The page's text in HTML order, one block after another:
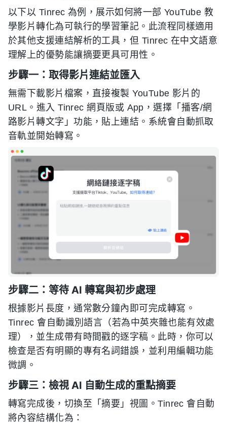
以下以 Tinrec 為例，展示如何將一部 YouTube 教
學影片轉化為可執行的學習筆記。此流程同樣適用
於其他支援連結解析的工具，但 Tinrec 在中文語意
理解上的優勢能讓摘要更具可用性。
步驟一：取得影片連結並匯入
無需下載影片檔案，直接複製 YouTube 影片的
URL。進入 Tinrec 網頁版或 App，選擇「播客/網
路影片轉文字」功能，貼上連結。系統會自動抓取
音軌並開始轉寫。
步驟二：等待 AI 轉寫與初步處理
根據影片長度，通常數分鐘內即可完成轉寫。
Tinrec 會自動識別語言（若為中英夾雜也能有效處
理），並生成帶有時間戳的逐字稿。此時，你可以
檢查是否有明顯的專有名詞錯誤，並利用編輯功能
微調。
步驟三：檢視 AI 自動生成的重點摘要
轉寫完成後，切換至「摘要」視圖。Tinrec 會自動
將內容結構化為：